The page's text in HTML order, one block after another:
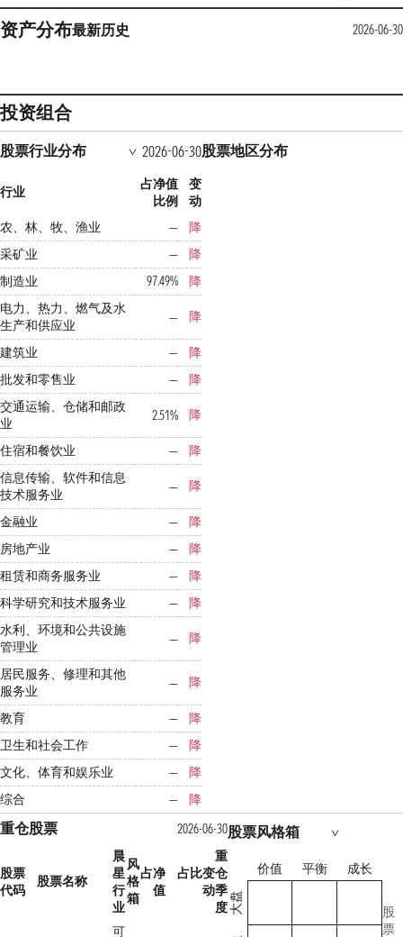
资产分布最新历史 2026-06-30
投资组合
股票行业分布 2026-06-30
行业
占净值
比例
变
动
农、林、牧、渔业
—
降
采矿业
—
降
制造业
97.49%
降
电力、热力、燃气及水
生产和供应业
— 降
建筑业 —
降
批发和零售业
—
降
交通运输、仓储和邮政
业
2.51% 降
住宿和餐饮业 —
降
信息传输、软件和信息
技术服务业
— 降
金融业 —
降
房地产业
—
降
租赁和商务服务业
—
降
科学研究和技术服务业
—
降
水利、环境和公共设施
管理业
— 降
居民服务、修理和其他
服务业
— 降
教育 —
降
卫生和社会工作
—
降
文化、体育和娱乐业
—
降
综合
— 降
股票地区分布
重仓股票 2026-06-30
股票
代码
股票名称
晨
星
行
业
风
格
箱
占净
值
占比变
动
重
仓
季
度
可
股票风格箱
价值 平衡 成长
大盘
股
票